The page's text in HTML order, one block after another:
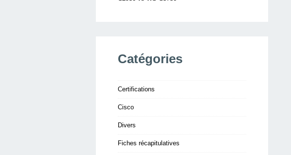
Catégories
Certifications
Cisco
Divers
Fiches récapitulatives